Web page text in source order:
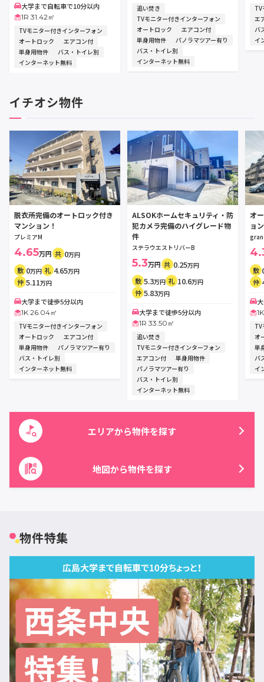
大学まで自転車で10分以内
1R 31.42㎡
TVモニター付きインターフォン
オートロック
エアコン付
単身用物件
バス・トイレ別
インターネット無料
追い焚き
TVモニター付きインターフォン
オートロック
エアコン付
単身用物件
パノラマツアー有り
バス・トイレ別
インターネット無料
TV
エ
バ
イ
イチオシ物件
脱衣所完備のオートロック付き
マンション！
プレミアM
4.65万円 共 0万円
敷 0万円 礼 4.65万円
仲 5.11万円
大学まで徒歩5分以内
1K 26.04㎡
TVモニター付きインターフォン
オートロック
エアコン付
単身用物件
パノラマツアー有り
バス・トイレ別
インターネット無料
ALSOKホームセキュリティ・防
犯カメラ完備のハイグレード物
件
ステラウエストリバーB
5.3万円 共 0.25万円
敷 5.3万円 礼 10.6万円
仲 5.83万円
大学まで徒歩5分以内
1R 33.50㎡
追い焚き
TVモニター付きインターフォン
エアコン付
単身用物件
パノラマツアー有り
バス・トイレ別
インターネット無料
オ
ョン
敷
仲
TV
オ
単
バ
イ
エリアから物件を探す
地図から物件を探す
物件特集